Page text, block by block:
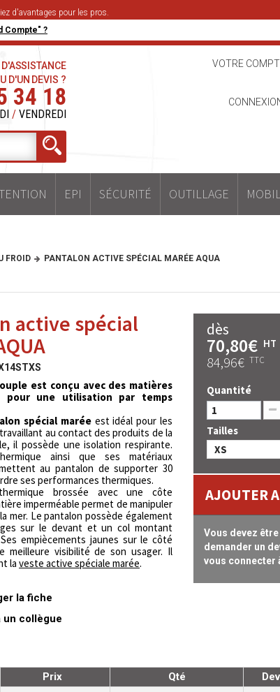
d'avantages pour les pros.
Compte" ?
VOTRE
D'UN DEVIS ?
34 18
/ VENDREDI
EPI SÉCURITÉ OUTILLAGE
FROID PANTALON ACTIVE SPÉCIAL MARÉE AQUA
active spécial
est conçu avec des matières
pour une utilisation par temps
spécial marée est idéal pour les
au contact des produits de la
il possède une isolation respirante.
ainsi que ses matériaux
au pantalon de supporter 30
ses performances thermiques.
brossée avec une côte
imperméable permet de manipuler
mer. Le pantalon possède également
sur le devant et un col montant
empiècements jaunes sur le côté
meilleure visibilité de son usager. Il
la veste active spéciale marée.
la fiche
un collègue
dès
70,80€ HT
84,96€ TTC
Quantité
Tailles
XS
AJOUTER
Vous devez
demander un
vous connecter
Prix Qté